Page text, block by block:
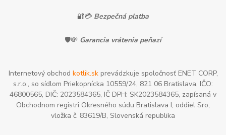
🔐💳 Bezpečná platba
🛡️💸 Garancia vrátenia peňazí
Internetový obchod kotlik.skprevádzkuje spoločnosť ENET CORP,
s.r.o., so sídlom Priekopnícka 10559/24, 821 06 Bratislava, IČO:
46800565, DIČ: 2023584365, IČ DPH: SK2023584365, zapísaná v
Obchodnom registri Okresného súdu Bratislava I, oddiel Sro,
vložka č. 83619/B, Slovenská republika